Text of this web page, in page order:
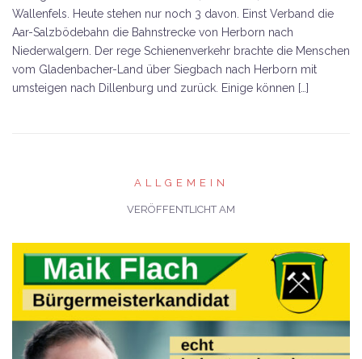
Wallenfels. Heute stehen nur noch 3 davon. Einst Verband die
Aar-Salzbödebahn die Bahnstrecke von Herborn nach
Niederwalgern. Der rege Schienenverkehr brachte die Menschen
vom Gladenbacher-Land über Siegbach nach Herborn mit
umsteigen nach Dillenburg und zurück. Einige können […]
ALLGEMEIN
VERÖFFENTLICHT AM